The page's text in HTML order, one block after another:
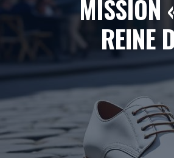
MISSION
REINE